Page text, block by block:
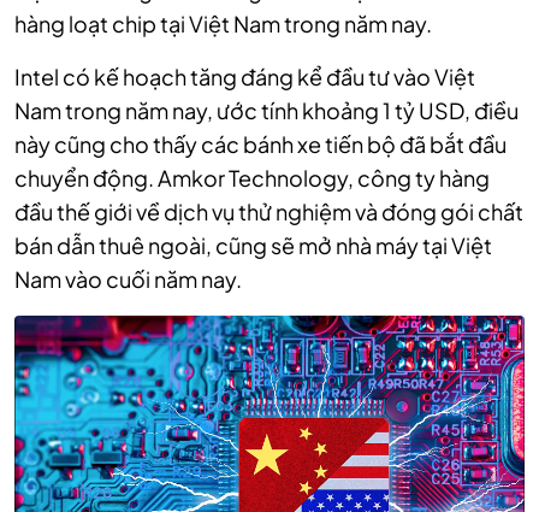
hàng loạt chip tại Việt Nam trong năm nay.
Intel có kế hoạch tăng đáng kể đầu tư vào Việt
Nam trong năm nay, ước tính khoảng 1 tỷ USD, điều
này cũng cho thấy các bánh xe tiến bộ đã bắt đầu
chuyển động. Amkor Technology, công ty hàng
đầu thế giới về dịch vụ thử nghiệm và đóng gói chất
bán dẫn thuê ngoài, cũng sẽ mở nhà máy tại Việt
Nam vào cuối năm nay.